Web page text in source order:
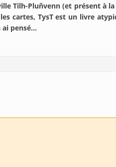
Tilh-Pluñvenn (et présent à
cartes, TysT est un livre
ai pensé…